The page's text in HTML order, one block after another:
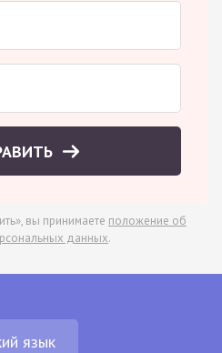
вы принимаете положение об
данных.
язык